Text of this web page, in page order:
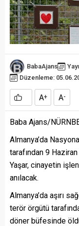
BabaAjans
Düzenleme:
A+ A-
Baba Ajans/
Almanya’da
tarafından 9
Yaşar, cinayetin
anılacak.
Almanya’da aşırı
terör örgütü
döner büfesinde